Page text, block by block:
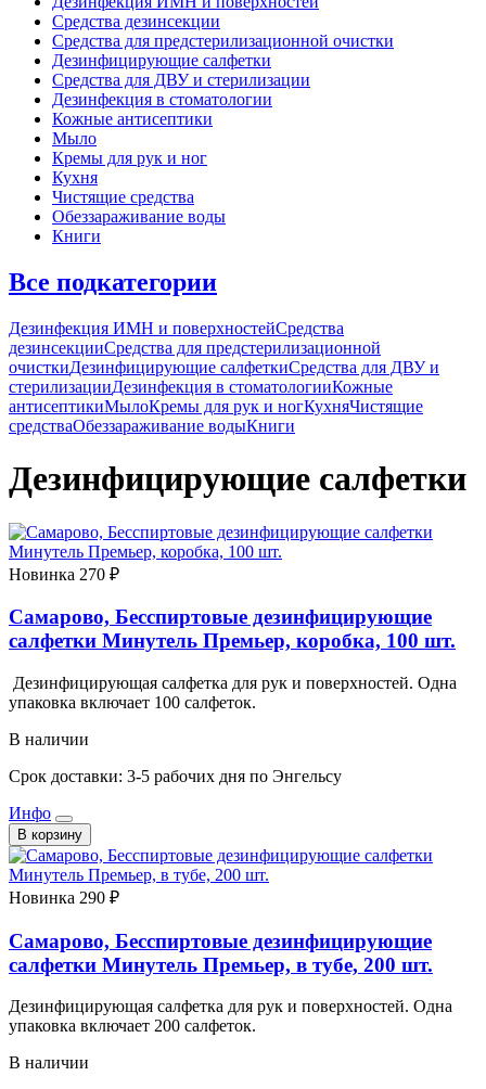
Средства дезинсекции
Средства для предстерилизационной очистки
Дезинфицирующие салфетки
Средства для ДВУ и cтерилизации
Дезинфекция в стоматологии
Кожные антисептики
Мыло
Кремы для рук и ног
Кухня
Чистящие средства
Обеззараживание воды
Книги
Все подкатегории
Дезинфекция ИМН и поверхностейСредства
дезинсекцииСредства для предстерилизационной
очисткиДезинфицирующие салфеткиСредства для ДВУ и
cтерилизацииДезинфекция в стоматологииКожные
антисептикиМылоКремы для рук и ногКухняЧистящие
средстваОбеззараживание водыКниги
Дезинфицирующие салфетки
Новинка 270 ₽
Самарово, Бесспиртовые дезинфицирующие
салфетки Минутель Премьер, коробка, 100 шт.
Дезинфицирующая салфетка для рук и поверхностей. Одна
упаковка включает 100 салфеток.
В наличии
Срок доставки: 3-5 рабочих дня по Энгельсу
Инфо
В корзину
Новинка 290 ₽
Самарово, Бесспиртовые дезинфицирующие
салфетки Минутель Премьер, в тубе, 200 шт.
Дезинфицирующая салфетка для рук и поверхностей. Одна
упаковка включает 200 салфеток.
В наличии